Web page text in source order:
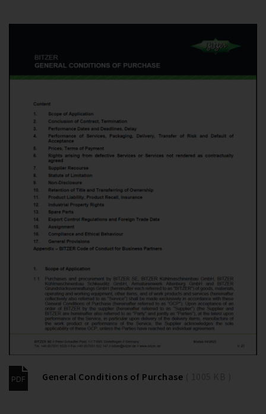
General Conditions of Purchase